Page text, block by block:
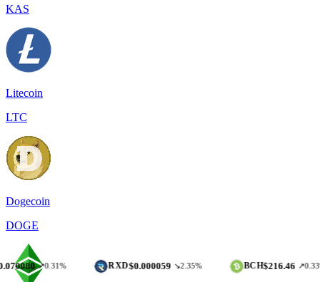
KAS
Litecoin
LTC
Dogecoin
DOGE
↗0.31% $0.000059 ↘2.35% $216.46 ↗0.33%